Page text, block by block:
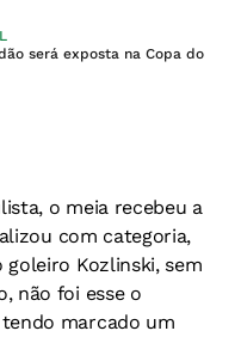
será exposta na Copa do
o meia recebeu a
com categoria,
Kozlinski, sem
não foi esse o
marcado um